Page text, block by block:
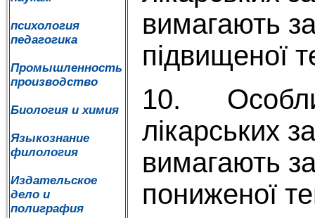
психология
педагогика
Промышленность
производство
Биология и химия
Языкознание
филология
Издательское
дело и
полиграфия
вимагають
підвищеної
10.
лікарських
вимагають
пониженої